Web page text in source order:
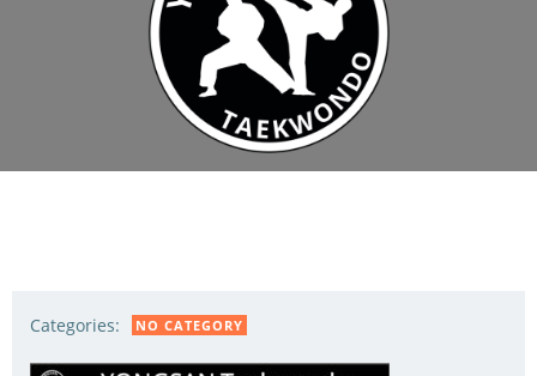
Categories: NO CATEGORY